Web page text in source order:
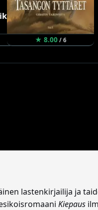
★ 8.00 / 6
lastenkirjailija ja
Kiepaus